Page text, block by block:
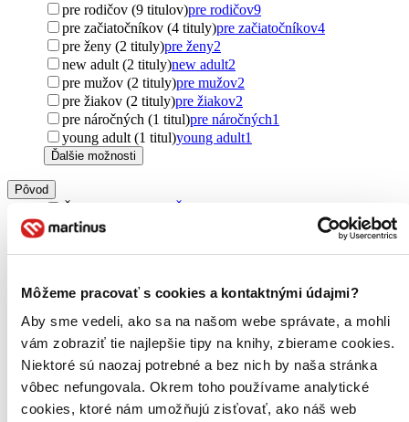
Môžeme pracovať s cookies a kontaktnými údajmi?
Aby sme vedeli, ako sa na našom webe správate, a mohli
vám zobraziť tie najlepšie tipy na knihy, zbierame cookies.
Niektoré sú naozaj potrebné a bez nich by naša stránka
vôbec nefungovala. Okrem toho používame analytické
cookies, ktoré nám umožňujú zisťovať, ako náš web
pre rodičov (9 titulov)pre rodičov9
pre začiatočníkov (4 tituly)pre začiatočníkov4
pre ženy (2 tituly)pre ženy2
new adult (2 tituly)new adult2
pre mužov (2 tituly)pre mužov2
pre žiakov (2 tituly)pre žiakov2
pre náročných (1 titul)pre náročných1
young adult (1 titul)young adult1
Ďalšie možnosti
Pôvod
zahraničný (431 titulov)
severský (63 titulov)severský63
Švédsko (58 titulov)Švédsko58
Austrália (51 titulov)
Austrália
51
Nemecko (39 titulov)
Nemecko
Maďarsko (25 titulov)Maďarsko25
Španielsko (15 titulov) Španielsko15
Poľsko (14 titulov)Poľsko 14